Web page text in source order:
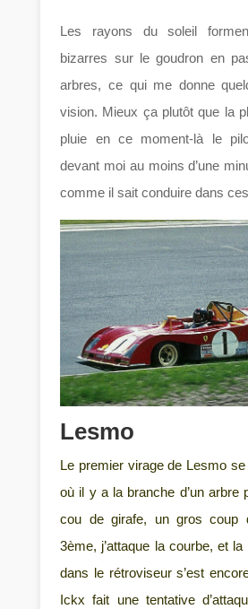
Les rayons du soleil
bizarres sur le goudron en
arbres, ce qui me donne
vision. Mieux ça plutôt que la
pluie en ce moment-là le
devant moi au moins d’une
comme il sait conduire dans
Lesmo
Le premier virage de Lesmo
où il y a la branche d’un arbre
cou de girafe, un gros coup
3ème, j’attaque la courbe, et
dans le rétroviseur s’est
Ickx fait une tentative